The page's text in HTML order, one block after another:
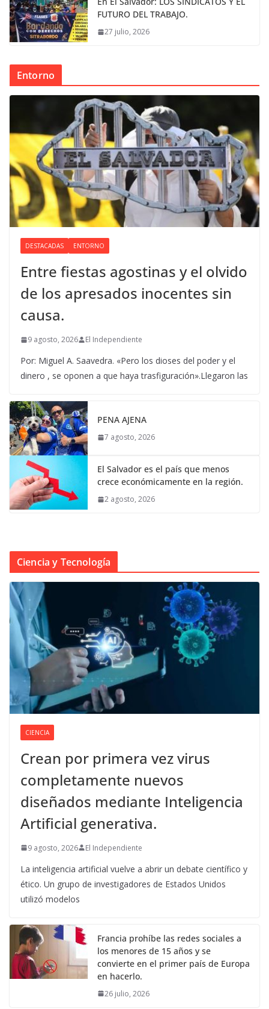
FUTURO DEL TRABAJO.
27 julio, 2026
Entorno
DESTACADAS ENTORNO
Entre fiestas agostinas y el olvido
de los apresados inocentes sin
causa.
9 agosto, 2026 El Independiente
Por: Miguel A. Saavedra. «Pero los dioses del poder y el
dinero , se oponen a que haya trasfiguración».Llegaron las
PENA AJENA
7 agosto, 2026
El Salvador es el país que menos
crece económicamente en la región.
2 agosto, 2026
Ciencia y Tecnología
CIENCIA
Crean por primera vez virus
completamente nuevos
diseñados mediante Inteligencia
Artificial generativa.
9 agosto, 2026 El Independiente
La inteligencia artificial vuelve a abrir un debate científico y
ético. Un grupo de investigadores de Estados Unidos
utilizó modelos
Francia prohíbe las redes sociales a
los menores de 15 años y se
convierte en el primer país de Europa
en hacerlo.
26 julio, 2026